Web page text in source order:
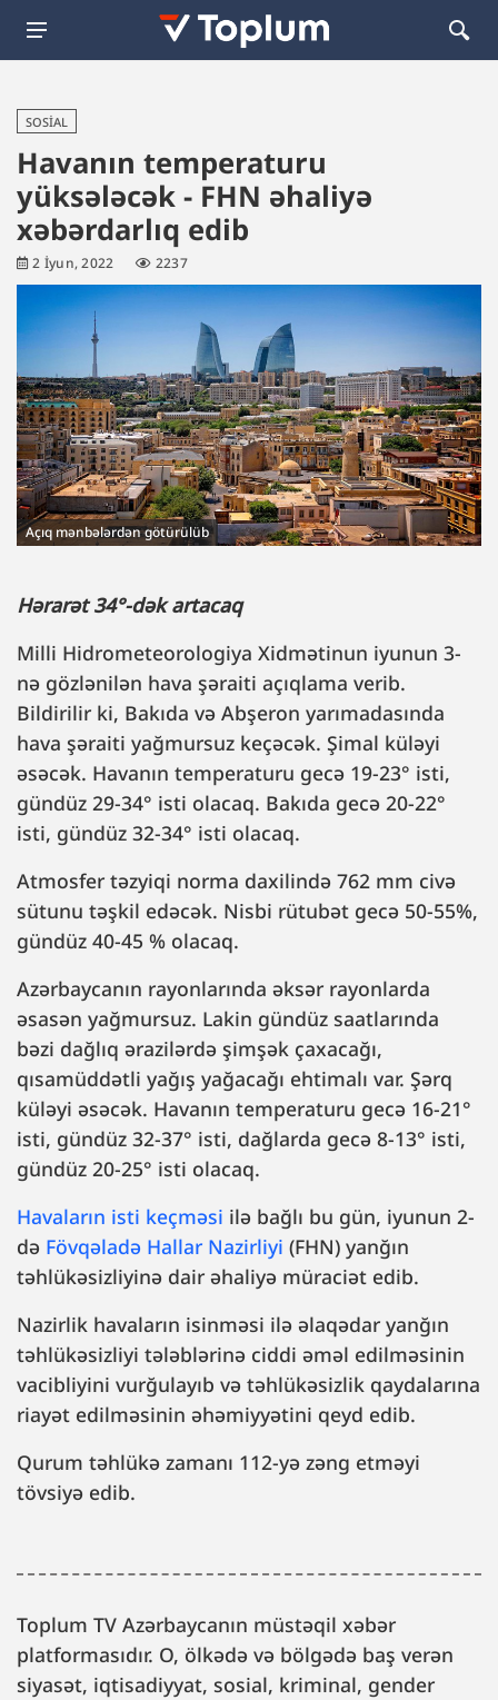
SOSIAL
Havanın temperaturu
yüksələcək - FHN əhaliyə
xəbərdarlıq edib
2 İyun, 2022 2237
Açıq mənbələrdən götürülüb
Hərarət 34°-dək artacaq
Milli Hidrometeorologiya Xidmətinun iyunun 3-
nə gözlənilən hava şəraiti açıqlama verib.
Bildirilir ki, Bakıda və Abşeron yarımadasında
hava şəraiti yağmursuz keçəcək. Şimal küləyi
əsəcək. Havanın temperaturu gecə 19-23° isti,
gündüz 29-34° isti olacaq. Bakıda gecə 20-22°
isti, gündüz 32-34° isti olacaq.
Atmosfer təzyiqi norma daxilində 762 mm civə
sütunu təşkil edəcək. Nisbi rütubət gecə 50-55%,
gündüz 40-45 % olacaq.
Azərbaycanın rayonlarında əksər rayonlarda
əsasən yağmursuz. Lakin gündüz saatlarında
bəzi dağlıq ərazilərdə şimşək çaxacağı,
qısamüddətli yağış yağacağı ehtimalı var. Şərq
küləyi əsəcək. Havanın temperaturu gecə 16-21°
isti, gündüz 32-37° isti, dağlarda gecə 8-13° isti,
gündüz 20-25° isti olacaq.
Havaların isti keçməsi ilə bağlı bu gün, iyunun 2-
də Fövqəladə Hallar Nazirliyi (FHN) yanğın
təhlükəsizliyinə dair əhaliyə müraciət edib.
Nazirlik havaların isinməsi ilə əlaqədar yanğın
təhlükəsizliyi tələblərinə ciddi əməl edilməsinin
vacibliyini vurğulayıb və təhlükəsizlik qaydalarına
riayət edilməsinin əhəmiyyətini qeyd edib.
Qurum təhlükə zamanı 112-yə zəng etməyi
tövsiyə edib.
Toplum TV Azərbaycanın müstəqil xəbər
platformasıdır. O, ölkədə və bölgədə baş verən
siyasət, iqtisadiyyat, sosial, kriminal, gender